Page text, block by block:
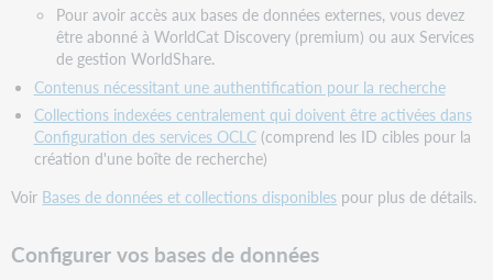
Pour avoir accès aux bases de données externes, vous devez
être abonné à WorldCat Discovery (premium) ou aux Services
de gestion WorldShare.
Contenus nécessitant une authentification pour la recherche
Collections indexées centralement qui doivent être activées dans
Configuration des services OCLC(comprend les ID cibles pour la
création d'une boîte de recherche)
Voir Bases de données et collections disponibles pour plus de détails.
Configurer vos bases de données